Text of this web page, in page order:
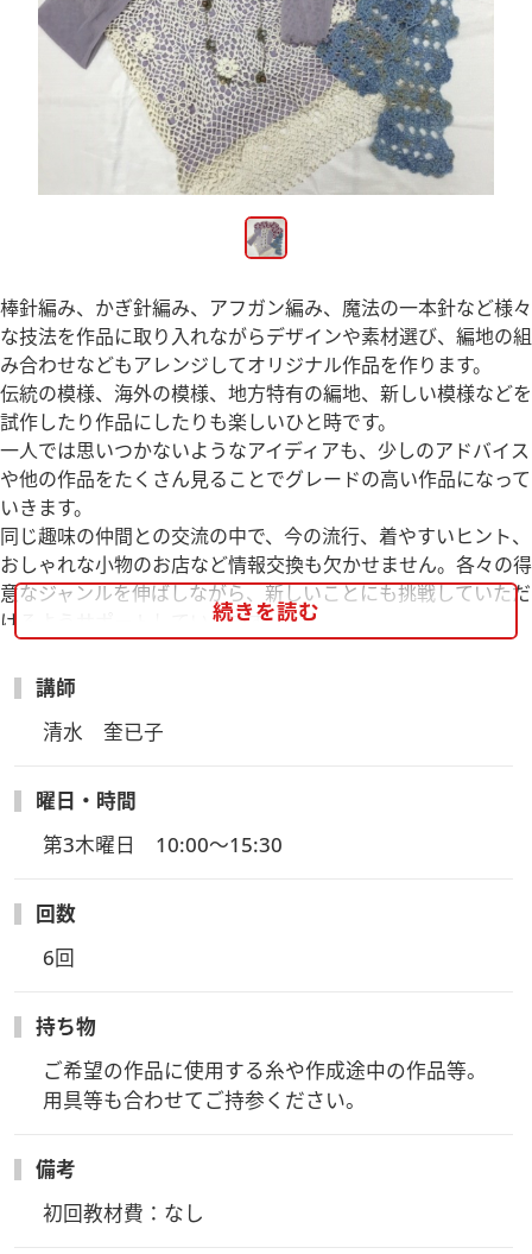
棒針編み、かぎ針編み、アフガン編み、魔法の一本針など様々
な技法を作品に取り入れながらデザインや素材選び、編地の組
み合わせなどもアレンジしてオリジナル作品を作ります。
伝統の模様、海外の模様、地方特有の編地、新しい模様などを
試作したり作品にしたりも楽しいひと時です。
一人では思いつかないようなアイディアも、少しのアドバイス
や他の作品をたくさん見ることでグレードの高い作品になって
いきます。
同じ趣味の仲間との交流の中で、今の流行、着やすいヒント、
おしゃれな小物のお店など情報交換も欠かせません。各々の得
意なジャンルを伸ばしながら、新しいことにも挑戦していただ
けるようサポートしていきます。
続きを読む
講師
清水　奎已子
曜日・時間
第3木曜日　10:00～15:30
回数
6回
持ち物
ご希望の作品に使用する糸や作成途中の作品等。
用具等も合わせてご持参ください。
備考
初回教材費：なし